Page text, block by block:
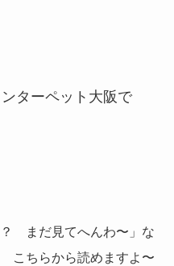
ターペット大阪で
？ まだ見てへんわ〜」な
こちらから読めますよ〜